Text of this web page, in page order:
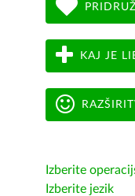
KAJ JE
Izberite
Izberite jezik